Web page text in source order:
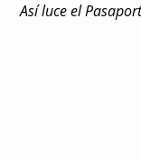
Así luce el